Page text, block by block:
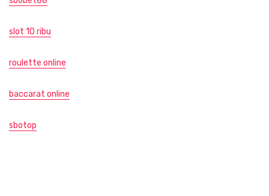
slot 10 ribu
roulette online
baccarat online
sbotop